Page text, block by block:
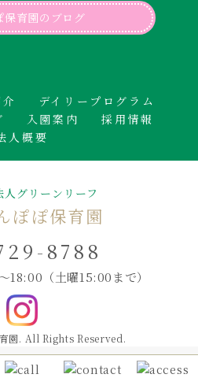
保育園のブログ
デイリープログラム
入園案内
採用情報
人概要
グリーンリーフ
ぽぽ保育園
8788
18:00 （土曜15:00まで）
園. All Rights Reserved.